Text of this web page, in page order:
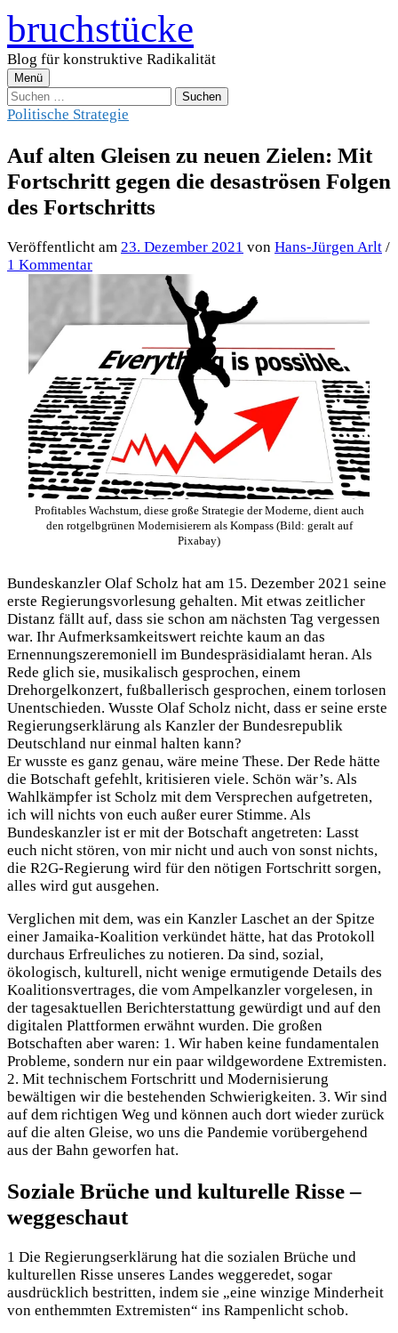
Zum
Inhalt
überspringen
bruchstücke
Blog für konstruktive Radikalität
Menü
Suchen
nach:
Politische Strategie
Auf alten Gleisen zu neuen Zielen: Mit
Fortschritt gegen die desaströsen Folgen
des Fortschritts
Veröffentlicht am 23. Dezember 2021 von Hans-Jürgen Arlt /
1 Kommentar
Profitables Wachstum, diese große Strategie der Moderne, dient auch
den rotgelbgrünen Modernisierern als Kompass (Bild: geralt auf
Pixabay)
Bundeskanzler Olaf Scholz hat am 15. Dezember 2021 seine
erste Regierungsvorlesung gehalten. Mit etwas zeitlicher
Distanz fällt auf, dass sie schon am nächsten Tag vergessen
war. Ihr Aufmerksamkeitswert reichte kaum an das
Ernennungszeremoniell im Bundespräsidialamt heran. Als
Rede glich sie, musikalisch gesprochen, einem
Drehorgelkonzert, fußballerisch gesprochen, einem torlosen
Unentschieden. Wusste Olaf Scholz nicht, dass er seine erste
Regierungserklärung als Kanzler der Bundesrepublik
Deutschland nur einmal halten kann?
Er wusste es ganz genau, wäre meine These. Der Rede hätte
die Botschaft gefehlt, kritisieren viele. Schön wär’s. Als
Wahlkämpfer ist Scholz mit dem Versprechen aufgetreten,
ich will nichts von euch außer eurer Stimme. Als
Bundeskanzler ist er mit der Botschaft angetreten: Lasst
euch nicht stören, von mir nicht und auch von sonst nichts,
die R2G-Regierung wird für den nötigen Fortschritt sorgen,
alles wird gut ausgehen.
Verglichen mit dem, was ein Kanzler Laschet an der Spitze
einer Jamaika-Koalition verkündet hätte, hat das Protokoll
durchaus Erfreuliches zu notieren. Da sind, sozial,
ökologisch, kulturell, nicht wenige ermutigende Details des
Koalitionsvertrages, die vom Ampelkanzler vorgelesen, in
der tagesaktuellen Berichterstattung gewürdigt und auf den
digitalen Plattformen erwähnt wurden. Die großen
Botschaften aber waren: 1. Wir haben keine fundamentalen
Probleme, sondern nur ein paar wildgewordene Extremisten.
2. Mit technischem Fortschritt und Modernisierung
bewältigen wir die bestehenden Schwierigkeiten. 3. Wir sind
auf dem richtigen Weg und können auch dort wieder zurück
auf die alten Gleise, wo uns die Pandemie vorübergehend
aus der Bahn geworfen hat.
Soziale Brüche und kulturelle Risse –
weggeschaut
1 Die Regierungserklärung hat die sozialen Brüche und
kulturellen Risse unseres Landes weggeredet, sogar
ausdrücklich bestritten, indem sie „eine winzige Minderheit
von enthemmten Extremisten“ ins Rampenlicht schob.